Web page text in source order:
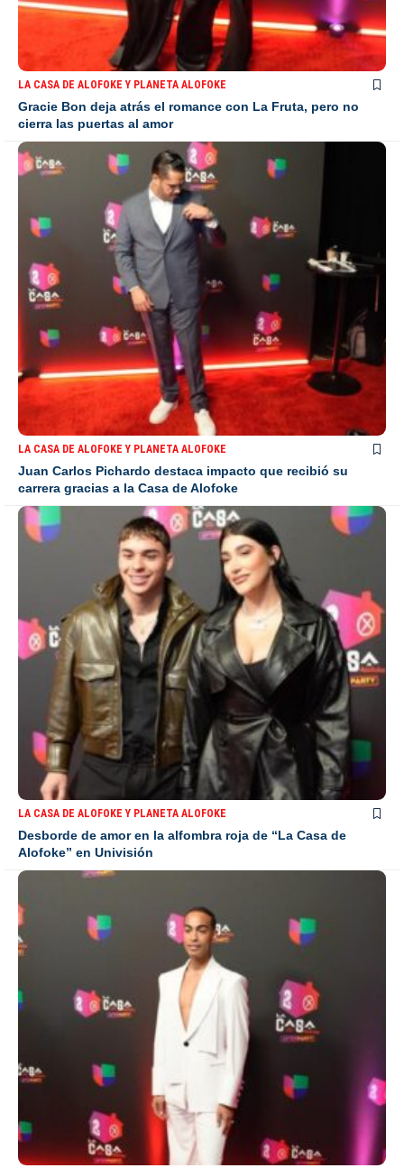
LA CASA DE ALOFOKE Y PLANETA ALOFOKE
Gracie Bon deja atrás el romance con La Fruta, pero no
cierra las puertas al amor
LA CASA DE ALOFOKE Y PLANETA ALOFOKE
Juan Carlos Pichardo destaca impacto que recibió su
carrera gracias a la Casa de Alofoke
LA CASA DE ALOFOKE Y PLANETA ALOFOKE
Desborde de amor en la alfombra roja de “La Casa de
Alofoke” en Univisión